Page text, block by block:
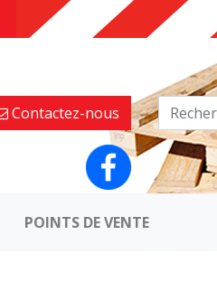
Contactez-nous
POINTS DE VENTE